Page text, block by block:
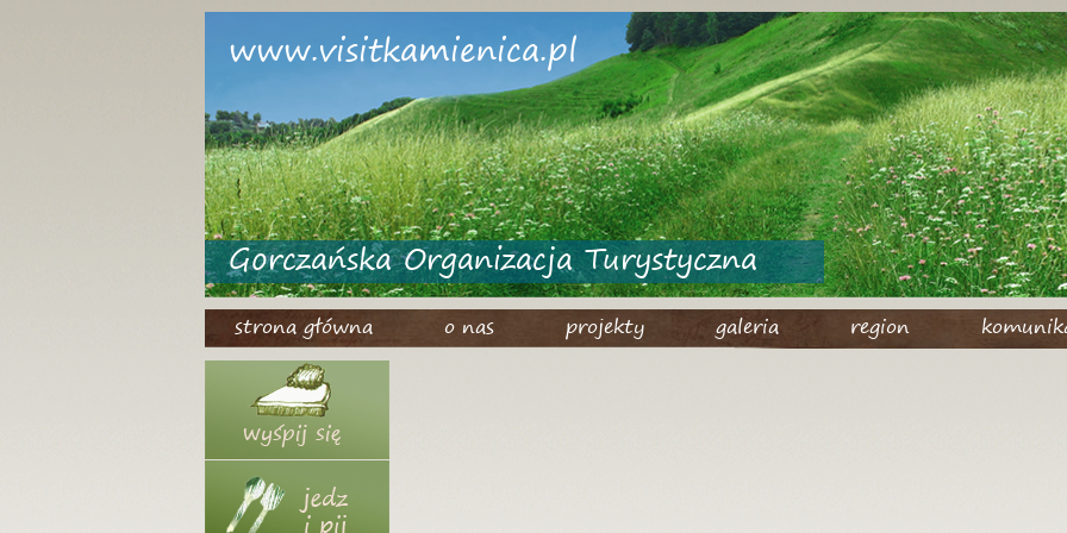
www.visitkamienica.pl
Gorczańska Organizacja Turystyczna
strona główna o nas projekty galeria region